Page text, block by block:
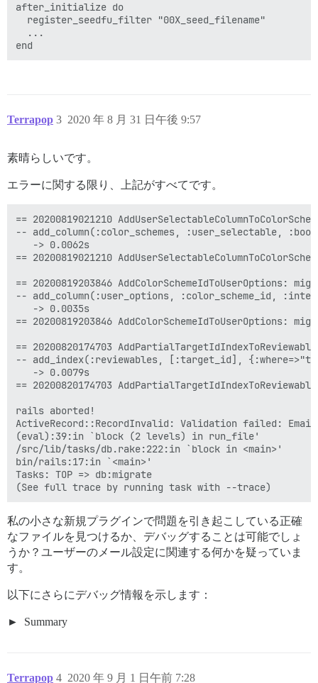
after_initialize do
  register_seedfu_filter "00X_seed_filename"
  ...
Terrapop 2020 年 8 月 31 日午後 9:57
3
素晴らしいです。
エラーに関する限り、上記がすべてです。
== 20200819021210
-- add_column(:color_schemes, :user_selectable,
   -> 0.0062s
== 20200819021210
== 20200819203846 AddColorSchemeIdToUserOptions:
-- add_column(:user_options, :color_scheme_id,
   -> 0.0035s
== 20200819203846 AddColorSchemeIdToUserOptions:
== 20200820174703
-- add_index(:reviewables, [:target_id],
   -> 0.0079s
== 20200820174703
rails aborted!
ActiveRecord::RecordInvalid: Validation failed:
(eval):39:in `block (2 levels) in run_file'
/src/lib/tasks/db.rake:222:in `block in <main>'
bin/rails:17:in `<main>'
Tasks: TOP => db:migrate
私の小さな新規プラグインで問題を引き起こしている正確
なファイルを見つけるか、デバッグすることは可能でしょ
うか？ユーザーのメール設定に関連する何かを疑っていま
す。
以下にさらにデバッグ情報を示します：
Summary
Terrapop 2020 年 9 月 1 日午前 7:28
4